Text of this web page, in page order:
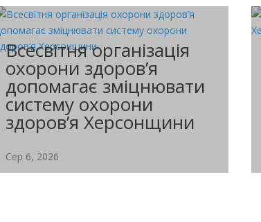
Всесвітня організація
охорони здоров’я
допомагає зміцнювати
систему охорони
здоров’я Херсонщини
Сер 6, 2026